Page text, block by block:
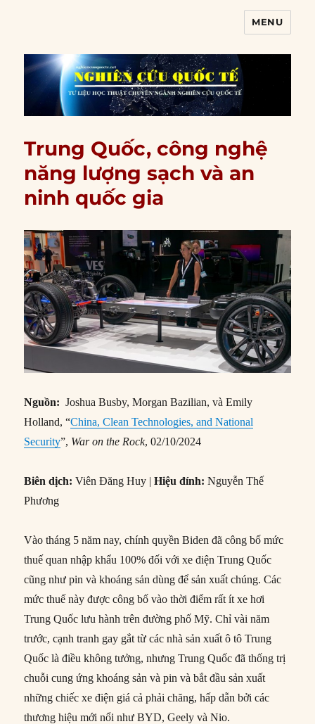
MENU
Trung Quốc, công nghệ
năng lượng sạch và an
ninh quốc gia
Nguồn: Joshua Busby, Morgan Bazilian, và Emily
Holland, “China, Clean Technologies, and National
Security”, War on the Rock, 02/10/2024
Biên dịch: Viên Đăng Huy |Hiệu đính: Nguyễn Thế
Phương
Vào tháng 5 năm nay, chính quyền Biden đã công bố mức
thuế quan nhập khẩu 100% đối với xe điện Trung Quốc
cũng như pin và khoáng sản dùng để sản xuất chúng. Các
mức thuế này được công bố vào thời điểm rất ít xe hơi
Trung Quốc lưu hành trên đường phố Mỹ. Chỉ vài năm
trước, cạnh tranh gay gắt từ các nhà sản xuất ô tô Trung
Quốc là điều không tưởng, nhưng Trung Quốc đã thống trị
chuỗi cung ứng khoáng sản và pin và bắt đầu sản xuất
những chiếc xe điện giá cả phải chăng, hấp dẫn bởi các
thương hiệu mới nổi như BYD, Geely và Nio.